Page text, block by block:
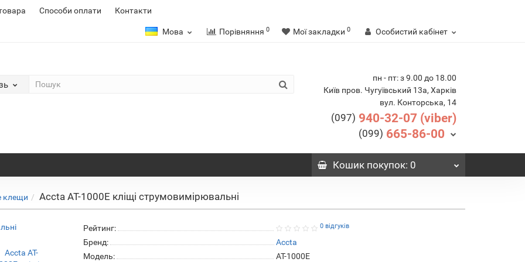
Способи оплати Контакти
Мова Порівняння 0 Мої закладки 0 Особистий кабінет
пн - пт: з 9.00 до 18.00
Київ пров. Чугуївський 13а, Харків
вул. Конторська, 14
(097) 940-32-07 (viber)
(099) 665-86-00
Кошикпокупок: 0
клещи Accta AT-1000E кліщі струмовимірювальні
Рейтинг: 0 відгуків
Бренд:
Accta
Модель:
AT-1000E